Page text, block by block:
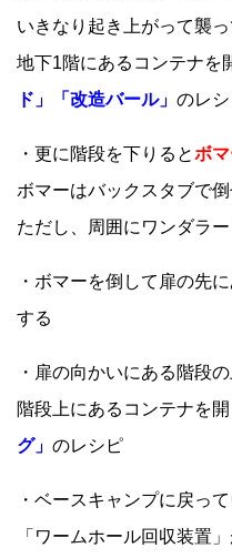
いきなり起き上がって襲
地下1階にあるコンテナを
ド」「改造バール」 のレ
・更に階段を下りるとボ
ボマーはバックスタブで倒
ただし、周囲にワンダラ
・ボマーを倒して扉の先
する
・扉の向かいにある階段
階段上にあるコンテナを開
グ」 のレシピ
・ベースキャンプに戻っ
「ワームホール回収装置